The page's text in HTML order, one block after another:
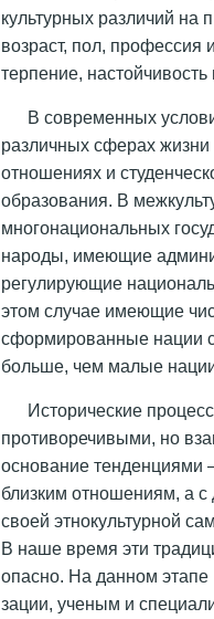
культурных различий на
возраст, пол, профессия
терпение,
В современных
различных сферах жизни
отношениях и
образования. В
многонациональных
народы, имеющие
регулирующие
этом случае имеющие
сформированные нации
больше, чем малые
Исторические
противоречивыми, но
основание тенденциями
близким отношениям, а
своей этнокультурной
В наше время эти
опасно. На данном этапе
зации, ученым и